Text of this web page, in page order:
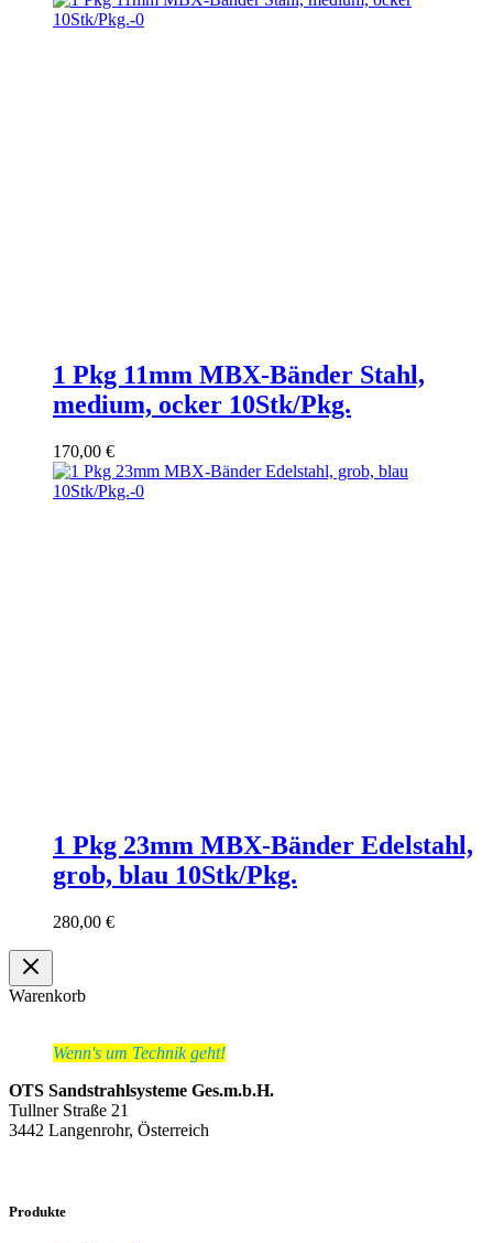
1 Pkg 11mm MBX-Bänder Stahl,
medium, ocker 10Stk/Pkg.
170,00 €
1 Pkg 23mm MBX-Bänder Edelstahl,
grob, blau 10Stk/Pkg.
280,00 €
Warenkorb
Wenn's um Technik geht!
OTS Sandstrahlsysteme Ges.m.b.H.
Tullner Straße 21
3442 Langenrohr, Österreich
Produkte